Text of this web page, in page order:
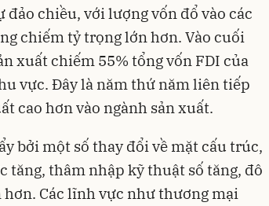
đảo chiều, với lượng vốn đổ vào các
chiếm tỷ trọng lớn hơn. Vào cuối
xuất chiếm 55% tổng vốn FDI của
vực. Đây là năm thứ năm liên tiếp
cao hơn vào ngành sản xuất.
bởi một số thay đổi về mặt cấu trúc,
tăng, thâm nhập kỹ thuật số tăng, đô
Các lĩnh vực như thương mại